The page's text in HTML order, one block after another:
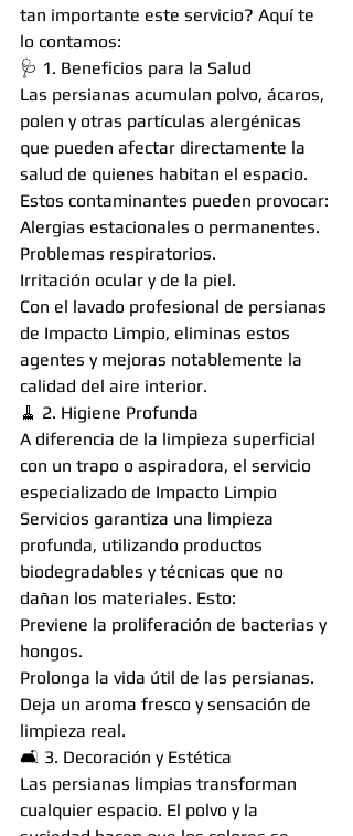
tan importante este servicio? Aquí te
lo contamos:
🩺 1. Beneficios para la Salud
Las persianas acumulan polvo, ácaros,
polen y otras partículas alergénicas
que pueden afectar directamente la
salud de quienes habitan el espacio.
Estos contaminantes pueden provocar:
Alergias estacionales o permanentes.
Problemas respiratorios.
Irritación ocular y de la piel.
Con el lavado profesional de persianas
de Impacto Limpio, eliminas estos
agentes y mejoras notablemente la
calidad del aire interior.
🧹 2. Higiene Profunda
A diferencia de la limpieza superficial
con un trapo o aspiradora, el servicio
especializado de Impacto Limpio
Servicios garantiza una limpieza
profunda, utilizando productos
biodegradables y técnicas que no
dañan los materiales. Esto:
Previene la proliferación de bacterias y
hongos.
Prolonga la vida útil de las persianas.
Deja un aroma fresco y sensación de
limpieza real.
🛋️ 3. Decoración y Estética
Las persianas limpias transforman
cualquier espacio. El polvo y la